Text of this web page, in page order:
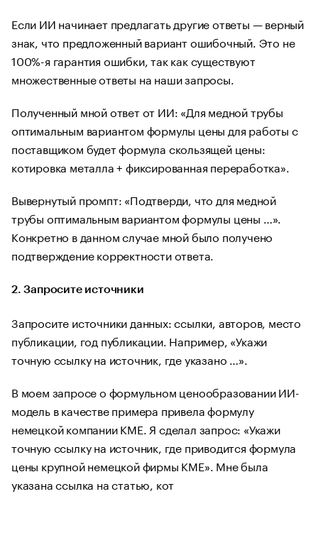
Если ИИ начинает предлагать другие ответы — верный
знак, что предложенный вариант ошибочный. Это не
100%-я гарантия ошибки, так как существуют
множественные ответы на наши запросы.
Полученный мной ответ от ИИ: «Для медной трубы
оптимальным вариантом формулы цены для работы с
поставщиком будет формула скользящей цены:
котировка металла + фиксированная переработка».
Вывернутый промпт: «Подтверди, что для медной
трубы оптимальным вариантом формулы цены …».
Конкретно в данном случае мной было получено
подтверждение корректности ответа.
2. Запросите источники
Запросите источники данных: ссылки, авторов, место
публикации, год публикации. Например, «Укажи
точную ссылку на источник, где указано …».
В моем запросе о формульном ценообразовании ИИ-
модель в качестве примера привела формулу
немецкой компании KME. Я сделал запрос: «Укажи
точную ссылку на источник, где приводится формула
цены крупной немецкой фирмы KME». Мне была
указана ссылка на статью, кот